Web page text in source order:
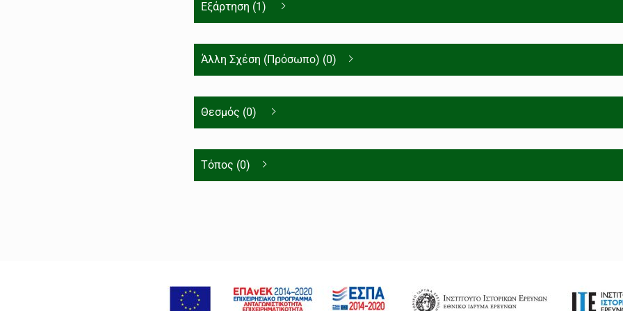
Εξάρτηση (1)
Άλλη Σχέση (Πρόσωπο) (0)
Θεσμός (0)
Τόπος (0)